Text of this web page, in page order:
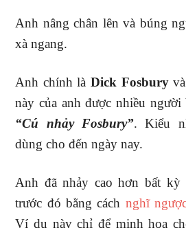
Anh nâng chân lên và búng
xà ngang.
Anh chính là Dick Fosburyvà
này của anh được nhiều
“Cú nhảy Fosbury”. Kiểu
dùng cho đến ngày nay.
Anh đã nhảy cao hơn bất kỳ
trước đó bằng cách nghĩ
Ví dụ này chỉ để minh họa